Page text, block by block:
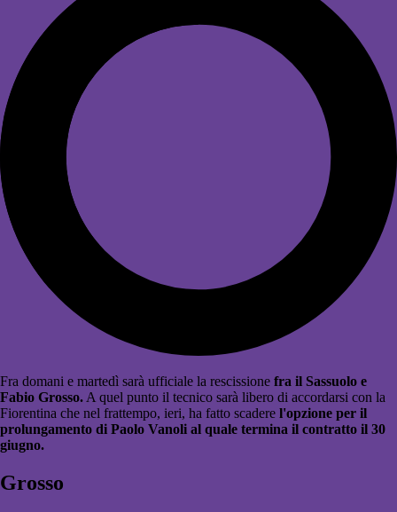
Fra domani e martedì sarà ufficiale la rescissione fra il Sassuolo e
Fabio Grosso.A quel punto il tecnico sarà libero di accordarsi con la
Fiorentina che nel frattempo, ieri, ha fatto scadere l'opzione per il
prolungamento di Paolo Vanoli al quale termina il contratto il 30
giugno.
Grosso